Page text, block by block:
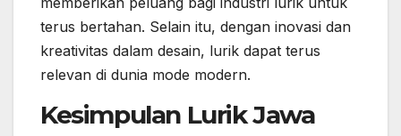
terus bertahan. Selain itu, dengan inovasi dan
kreativitas dalam desain, lurik dapat terus
relevan di dunia mode modern.
Kesimpulan Lurik Jawa